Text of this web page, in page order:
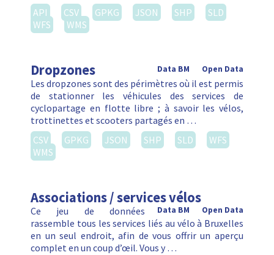
API
CSV GPKG JSON SHP
SLD
WFS
WMS
Dropzones Open Data
Data BM
Les dropzones sont des périmètres où il est permis
de stationner les véhicules des services de
cyclopartage en flotte libre ; à savoir les vélos,
trottinettes et scooters partagés en …
CSV
GPKG JSON SHP SLD
WFS
WMS
Associations / services vélos
Open Data
Data BM
Ce jeu de données
rassemble tous les services liés au vélo à Bruxelles
en un seul endroit, afin de vous offrir un aperçu
complet en un coup d’œil. Vous y …